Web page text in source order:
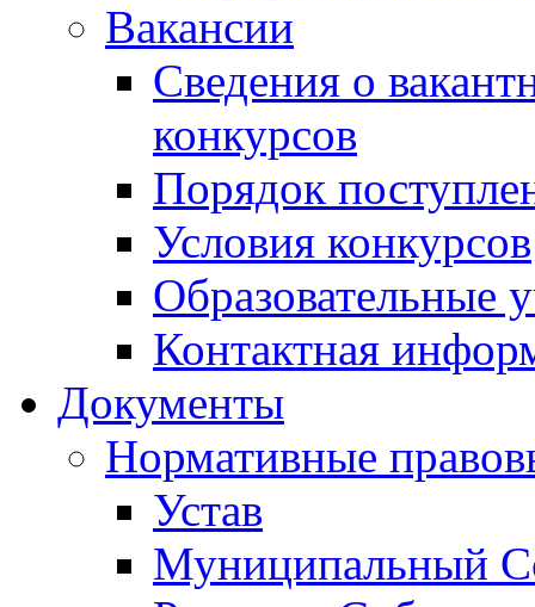
Вакансии
Сведения о
конкурсов
Порядок
Условия конкурсов
Образовательные
Контактная
Документы
Нормативные
Устав
Муниципальный